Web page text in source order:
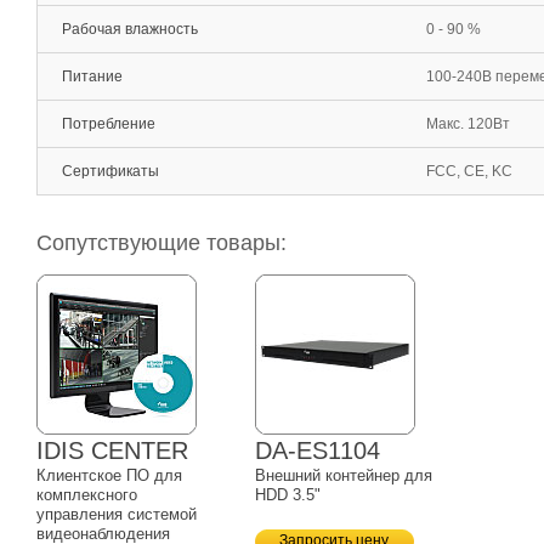
Рабочая влажность 0 - 90 %
Питание 100-240В
Потребление Макс. 120Вт
Сертификаты FCC, CE, KC
Сопутствующие товары:
IDIS CENTER
Клиентское ПО для
комплексного
управления системой
видеонаблюдения
DA-ES1104
Внешний контейнер для
HDD 3.5"